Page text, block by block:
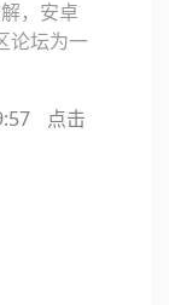
，安卓
论坛为一
点击